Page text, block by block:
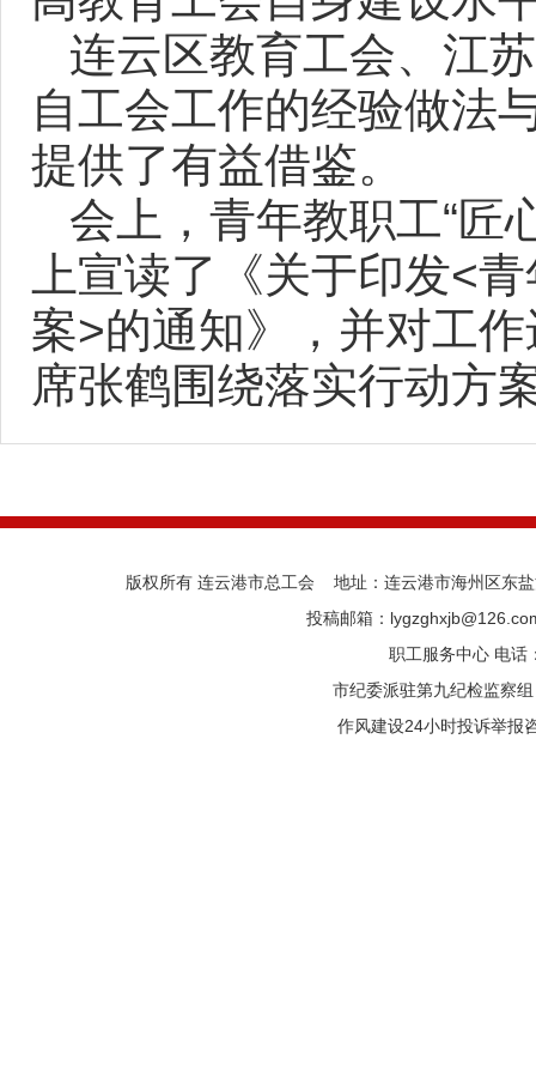
连云区教育工会、江
自工会工作的经验做法
提供了有益借鉴。
会上，青年教职工“匠
上宣读了《关于印发<
案>的通知》，并对工
席张鹤围绕落实行动方
版权所有 连云港市总工会 地址：连云港市海州区东
投稿邮箱：
职工服务中心 电话
市纪委派驻第九纪检监察
作风建设24小时投诉举报